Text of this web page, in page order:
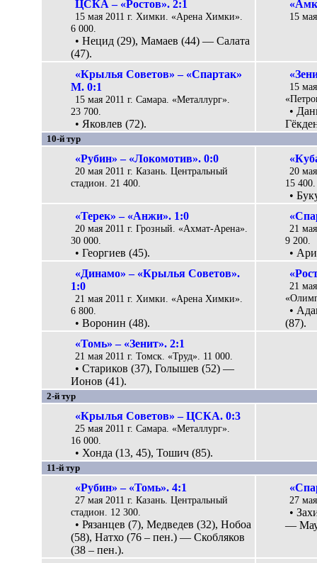
ЦСКА – «Ростов». 2:1
15 мая 2011 г. Химки. «Арена Химки».
6 000.
• Нецид (29), Мамаев (44) — Салата
(47).
15
«Крылья Советов» – «Спартак»
М. 0:1
15 мая 2011 г. Самара. «Металлург».
23 700.
• Яковлев (72).
15
•
10-й тур
«Рубин» – «Локомотив». 0:0
20 мая 2011 г. Казань. Центральный
стадион. 21 400.
20
15 400.
•
«Терек» – «Анжи». 1:0
20 мая 2011 г. Грозный. «Ахмат-Арена».
30 000.
• Георгиев (45).
21
9 200.
•
«Динамо» – «Крылья Советов».
1:0
21 мая 2011 г. Химки. «Арена Химки».
6 800.
• Воронин (48).
21
•
(87).
«Томь» – «Зенит». 2:1
21 мая 2011 г. Томск. «Труд». 11 000.
• Стариков (37), Голышев (52) —
Ионов (41).
2-й тур
«Крылья Советов» – ЦСКА. 0:3
25 мая 2011 г. Самара. «Металлург».
16 000.
• Хонда (13, 45), Тошич (85).
11-й тур
«Рубин» – «Томь». 4:1
27 мая 2011 г. Казань. Центральный
стадион. 12 300.
• Рязанцев (7), Медведев (32), Нобоа
(58), Натхо (76 – пен.) — Скобляков
(38 – пен.).
27
•
—